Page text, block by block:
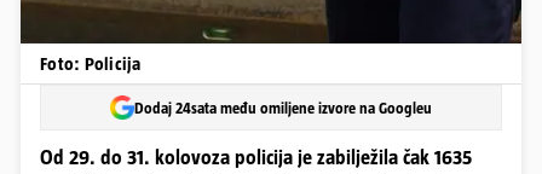
Foto: Policija
Dodaj 24sata među omiljene izvore na Googleu
Od 29. do 31. kolovoza policija je zabilježila čak 1635